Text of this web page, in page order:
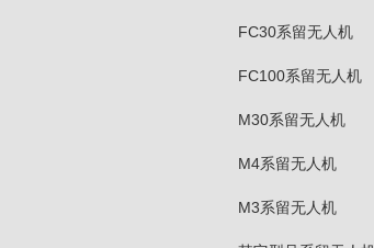
FC30系留无人机
FC100系留无人机
M30系留无人机
M4系留无人机
M3系留无人机